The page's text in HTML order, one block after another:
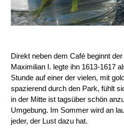
Direkt neben dem Café beginnt
Maximilian I. legte ihn 1613-1617
Stunde auf einer der vielen, mit
spazierend durch den Park, fühlt
in der Mitte ist tagsüber schön
Umgebung. Im Sommer wird an
jeder, der Lust dazu hat.